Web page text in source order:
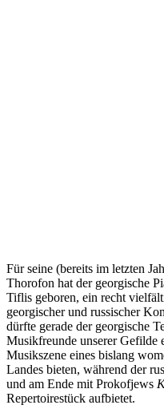
Für seine (bereits im letzten
Thorofon hat der georgische
Tiflis geboren, ein recht
georgischer und russischer
dürfte gerade der georgische
Musikfreunde unserer Gefilde
Musikszene eines bislang
Landes bieten, während der
und am Ende mit Prokofjews
Repertoirestück aufbietet.